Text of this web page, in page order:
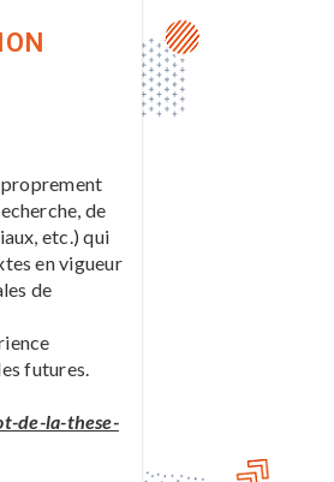
de
etc.) qui
en vigueur
de
futures.
de-la-these-